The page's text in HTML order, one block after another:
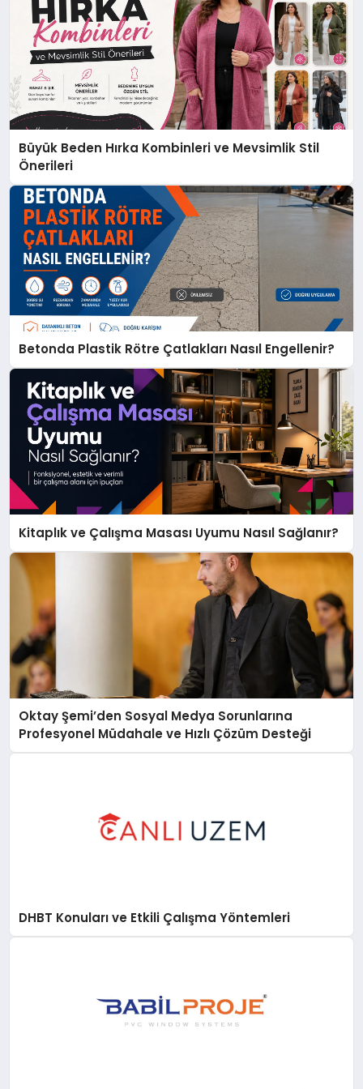
Büyük Beden Hırka Kombinleri ve Mevsimlik Stil
Önerileri
Betonda Plastik Rötre Çatlakları Nasıl Engellenir?
Kitaplık ve Çalışma Masası Uyumu Nasıl Sağlanır?
Oktay Şemi’den Sosyal Medya Sorunlarına
Profesyonel Müdahale ve Hızlı Çözüm Desteği
DHBT Konuları ve Etkili Çalışma Yöntemleri